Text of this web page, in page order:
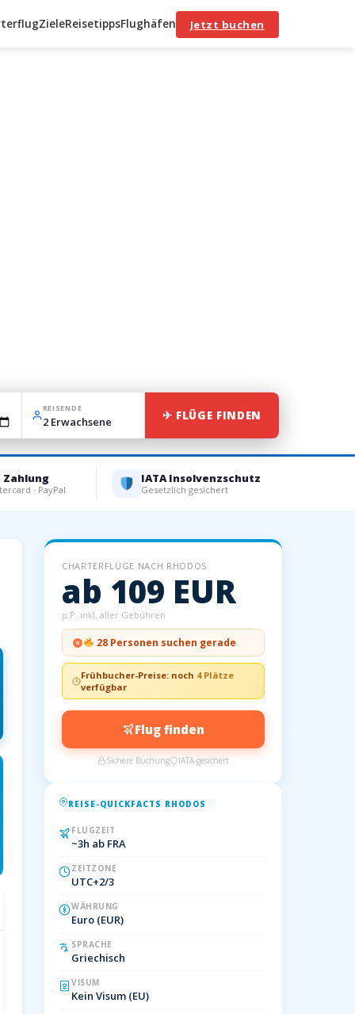
ZieleReisetippsFlughäfen Jetzt buchen
REISENDE
✈ FLÜGE FINDEN
Zahlung
· PayPal
IATA Insolvenzschutz
Gesetzlich gesichert
CHARTERFLÜGE NACH RHODOS
ab 109 EUR
p.P. inkl. aller Gebühren
28 Personen suchen gerade
Frühbucher-Preise: noch 4 Plätze
verfügbar
Flug finden
Sichere Buchung IATA-gesichert
REISE-QUICKFACTS RHODOS
FLUGZEIT
~3h ab FRA
ZEITZONE
UTC+2/3
WÄHRUNG
Euro (EUR)
SPRACHE
Griechisch
VISUM
Kein Visum (EU)